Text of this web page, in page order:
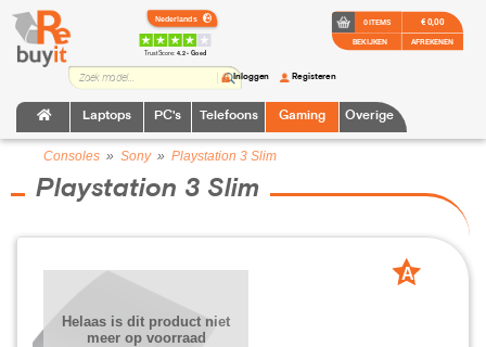
TrustScore:4.2 • Goed
Laptops PC's Telefoons Gaming Overige
Inloggen Registeren
0 ITEMS
BEKIJKEN
€ 0,00
AFREKENEN
Consoles » Sony» Playstation 3 Slim
Playstation 3 Slim
Helaas is dit product niet
meer op voorraad
A